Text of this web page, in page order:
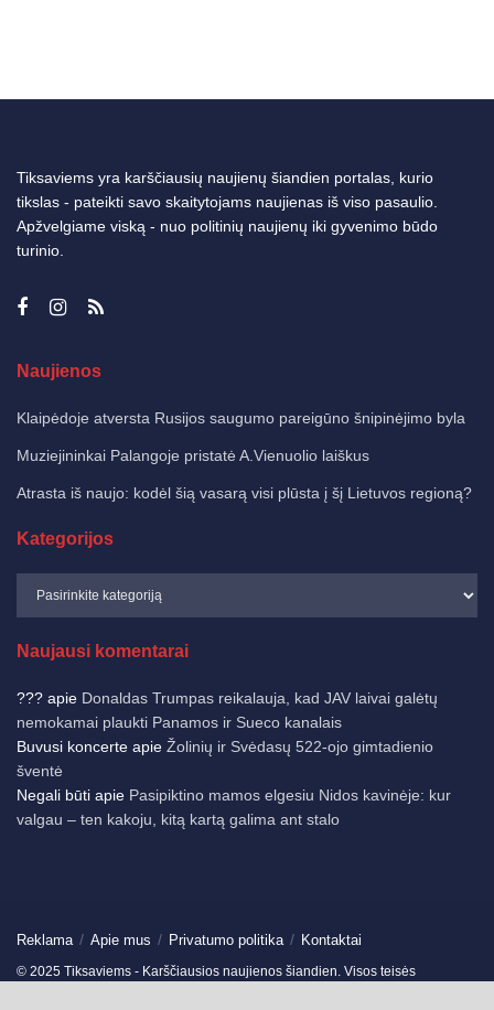
Tiksaviems yra karščiausių naujienų šiandien portalas, kurio
tikslas - pateikti savo skaitytojams naujienas iš viso pasaulio.
Apžvelgiame viską - nuo politinių naujienų iki gyvenimo būdo
turinio.
Naujienos
Klaipėdoje atversta Rusijos saugumo pareigūno šnipinėjimo byla
Muziejininkai Palangoje pristatė A.Vienuolio laiškus
Atrasta iš naujo: kodėl šią vasarą visi plūsta į šį Lietuvos regioną?
Kategorijos
Naujausi komentarai
??? apie Donaldas Trumpas reikalauja, kad JAV laivai galėtų
nemokamai plaukti Panamos ir Sueco kanalais
Buvusi koncerte apie Žolinių ir Svėdasų 522-ojo gimtadienio
šventė
Negali būti apie Pasipiktino mamos elgesiu Nidos kavinėje: kur
valgau – ten kakoju, kitą kartą galima ant stalo
Reklama Apie mus Privatumo politika Kontaktai
© 2025 Tiksaviems - Karščiausios naujienos šiandien. Visos teisės